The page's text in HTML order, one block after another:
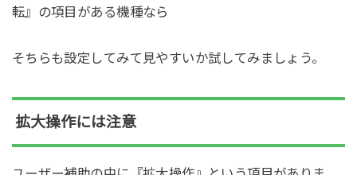
転』の項目がある機種なら
そちらも設定してみて見やすいか試してみましょう。
拡大操作には注意